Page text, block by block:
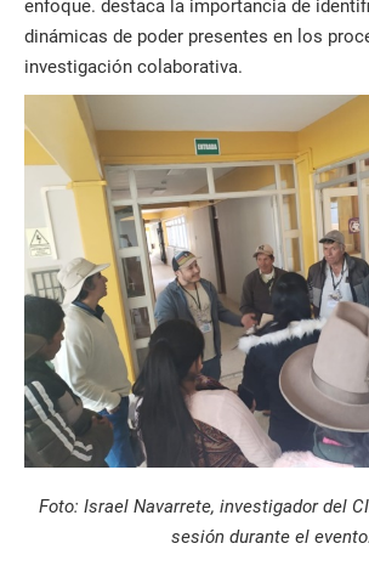
enfoque. destaca la importancia de
dinámicas de poder presentes en los
investigación colaborativa.
Foto: Israel Navarrete, investigador del
sesión durante el evento.